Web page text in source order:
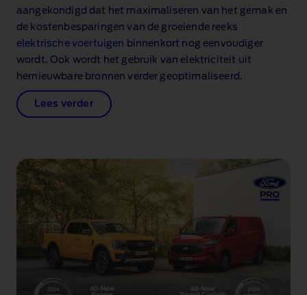
aangekondigd dat het maximaliseren van het gemak en
de kostenbesparingen van de groeiende reeks
elektrische voertuigen binnenkort nog eenvoudiger
wordt. Ook wordt het gebruik van elektriciteit uit
hernieuwbare bronnen verder geoptimaliseerd.
Lees verder